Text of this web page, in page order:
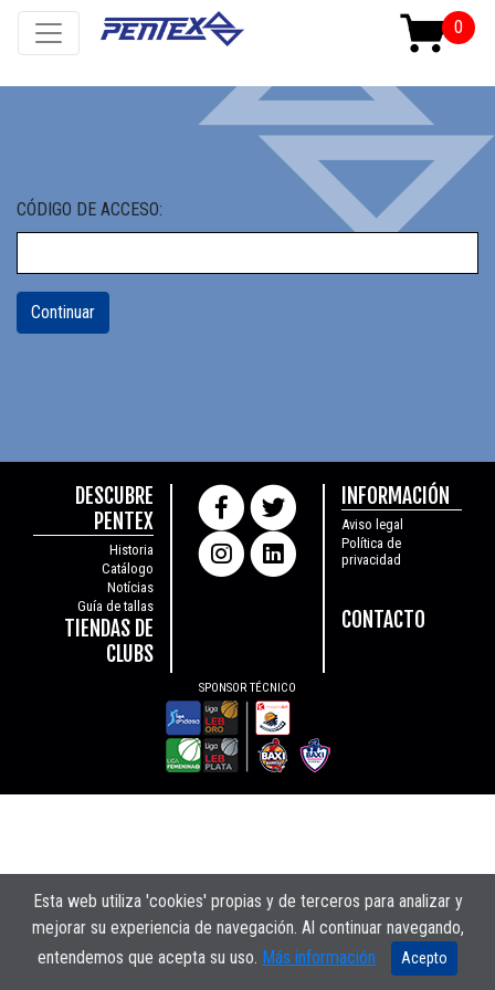
CÓDIGO DE ACCESO:
DESCUBRE
PENTEX
Historia
Catálogo
Notícias
Guía de tallas
TIENDAS DE
CLUBS
INFORMACIÓN
Aviso legal
Política de
privacidad
CONTACTO
SPONSOR TÉCNICO
Esta web utiliza 'cookies' propias y de terceros para analizar y
mejorar su experiencia de navegación. Al continuar navegando,
entendemos que acepta su uso. Más información Acepto